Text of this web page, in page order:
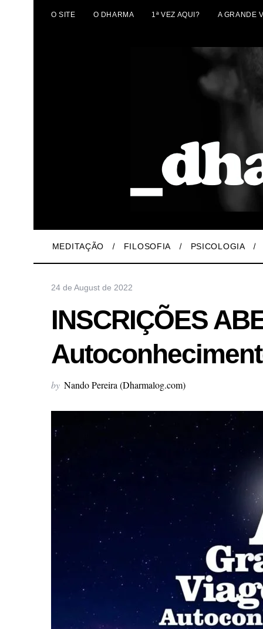
O SITE O DHARMA 1ª VEZ AQUI? A GRANDE
MEDITAÇÃO FILOSOFIA PSICOLOGIA
24 de August de 2022
INSCRIÇÕES
by Nando Pereira (Dharmalog.com)